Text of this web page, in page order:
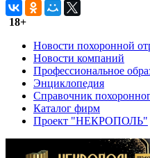
18+
Новости похоронной
Новости компаний
Профессиональное
Энциклопедия
Справочник
Каталог фирм
Проект "НЕКРОПОЛЬ"